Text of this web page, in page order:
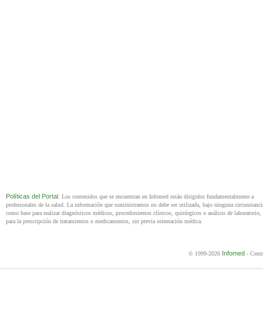
Políticas del Portal . Los contenidos que se encuentran en Infomed están dirigidos fundamentalmente a
profesionales de la salud. La información que suministramos no debe ser utilizada, bajo ninguna
como base para realizar diagnósticos médicos, procedimientos clínicos, quirúrgicos o análisis de laboratorio,
para la prescripción de tratamientos o medicamentos, sin previa orientación médica.
© 1999-2026 Infomed -